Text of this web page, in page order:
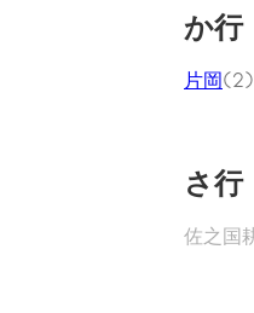
か行
片岡(2)
さ行
佐之国